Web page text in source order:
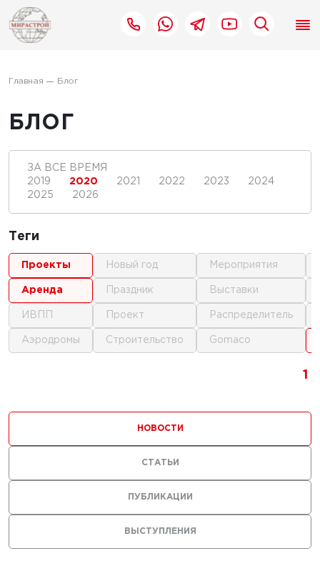
Главная Блог
БЛОГ
1
г.
ВЫСТУПЛЕНИЯ
ПУБЛИКАЦИИ
НОВОСТИ
СТАТЬИ
ЗА ВСЕ ВРЕМЯ
2019
2020 2021 2022 2023
2024
2025
2026
Теги
проекты
аренда
ИВПП
аэродромы
новый год
праздник
проект
строительство
мероприятия
выставки
распределитель
gomaco